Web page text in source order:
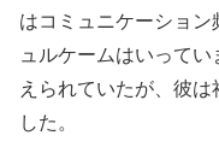
はコミュニケーショ
ュルケームはいって
えられていたが、彼
した。